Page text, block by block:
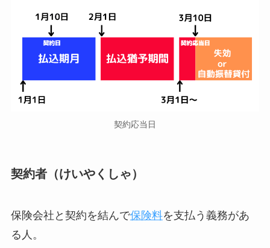
契約応当日
契約者（けいやくしゃ）
保険会社と契約を結んで保険料を支払う義務があ
る人。